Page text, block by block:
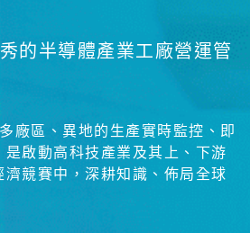
的半導體產業工廠營運管
廠區、異地的生產實時監控、即
是啟動高科技產業及其上、下游
濟競賽中，深耕知識、佈局全球